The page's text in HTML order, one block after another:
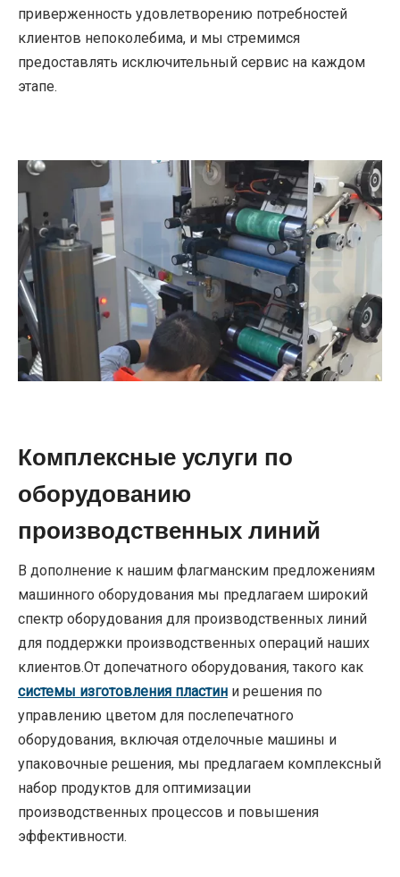
приверженность удовлетворению потребностей
клиентов непоколебима, и мы стремимся
предоставлять исключительный сервис на каждом
этапе.
Комплексные услуги по
оборудованию
производственных линий
В дополнение к нашим флагманским предложениям
машинного оборудования мы предлагаем широкий
спектр оборудования для производственных линий
для поддержки производственных операций наших
клиентов.От допечатного оборудования, такого как
системы изготовления пластин и решения по
управлению цветом для послепечатного
оборудования, включая отделочные машины и
упаковочные решения, мы предлагаем комплексный
набор продуктов для оптимизации
производственных процессов и повышения
эффективности.